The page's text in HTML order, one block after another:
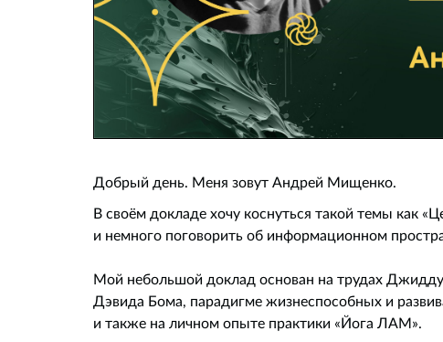
Добрый день. Меня зовут Андрей Мищенко.
В своём докладе хочу коснуться такой темы как
и немного поговорить об информационном
Мой небольшой доклад основан на трудах
Дэвида Бома, парадигме жизнеспособных и
и также на личном опыте практики «Йога ЛАМ».